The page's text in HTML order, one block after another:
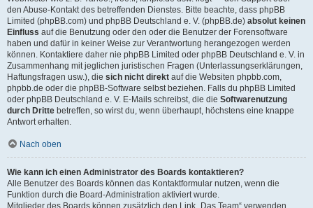
den Abuse-Kontakt des betreffenden Dienstes. Bitte beachte, dass phpBB
Limited (phpBB.com) und phpBB Deutschland e. V. (phpBB.de) absolut keinen
Einfluss auf die Benutzung oder den oder die Benutzer der Forensoftware
haben und dafür in keiner Weise zur Verantwortung herangezogen werden
können. Kontaktiere daher nie phpBB Limited oder phpBB Deutschland e. V. in
Zusammenhang mit jeglichen juristischen Fragen (Unterlassungserklärungen,
Haftungsfragen usw.), die sich nicht direkt auf die Websiten phpbb.com,
phpbb.de oder die phpBB-Software selbst beziehen. Falls du phpBB Limited
oder phpBB Deutschland e. V. E-Mails schreibst, die die Softwarenutzung
durch Dritte betreffen, so wirst du, wenn überhaupt, höchstens eine knappe
Antwort erhalten.
Nach oben
Wie kann ich einen Administrator des Boards kontaktieren?
Alle Benutzer des Boards können das Kontaktformular nutzen, wenn die
Funktion durch die Board-Administration aktiviert wurde.
Mitglieder des Boards können zusätzlich den Link „Das Team“ verwenden.